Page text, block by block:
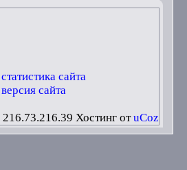
сайта
сайта
Хостинг отuCoz